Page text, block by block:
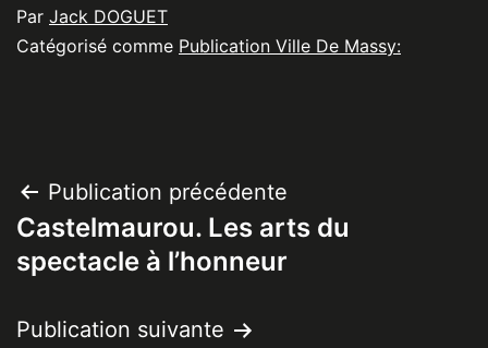
Par Jack DOGUET
Catégorisé comme Publication Ville De Massy:
Navigation
de
Publication précédente
Castelmaurou. Les arts du
spectacle à l’honneur
Publication suivante